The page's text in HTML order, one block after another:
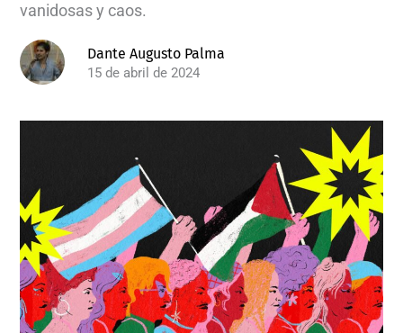
vanidosas y caos.
Dante Augusto Palma
15 de abril de 2024